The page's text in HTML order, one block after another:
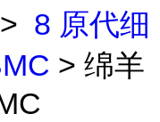
> 8 原代细
> 绵羊